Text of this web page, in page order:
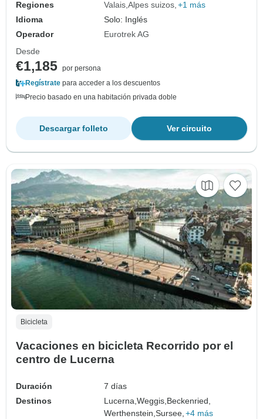
Regiones Valais Alpes suizos +1 más
Idioma
Solo: Inglés
Operador
Eurotrek AG
Desde
€1,185 por persona
Regístrate para acceder a los descuentos
Precio basado en una habitación privada doble
Ver circuito
Descargar folleto
Bicicleta
Vacaciones en bicicleta Recorrido por el
centro de Lucerna
Duración
7 días
Destinos
Lucerna,Weggis,Beckenried,
Werthenstein,Sursee, +4 más